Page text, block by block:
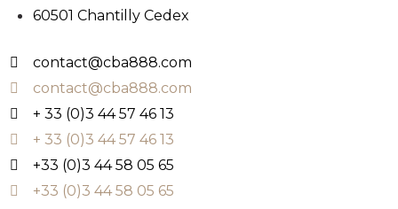
60501 Chantilly Cedex
contact@cba888.com
contact@cba888.com
+ 33 (0)3 44 57 46 13
+ 33 (0)3 44 57 46 13
+33 (0)3 44 58 05 65
+33 (0)3 44 58 05 65